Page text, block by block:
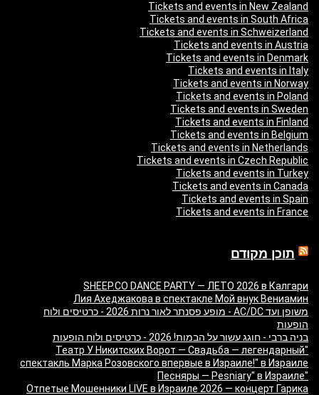
Tickets and events in New Zealand
Tickets and events in South Africa
Tickets and events in Schweizerland
Tickets and events in Austria
Tickets and events in Denmark
Tickets and events in Italy
Tickets and events in Norway
Tickets and events in Poland
Tickets and events in Sweden
Tickets and events in Finland
Tickets and events in Belgium
Tickets and events in Netherlands
Tickets and events in Czech Republic
Tickets and events in Turkey
Tickets and events in Canada
Tickets and events in Spain
Tickets and events in France
תוכן מקודם
SHEEP.CO DANCE PARTY — ЛЕТО 2026 в Калгари
Лия Ахеджакова в спектакле Мой внук Вениамин
משופן ועד AC/DC - מופע פסנתר לאור נרות 2026 - כרטיסים ולוח
הופעות
בניה ברבי - חוגג עשור על הבמות! 2026 - כרטיסים ולוח הופעות
"Театр У Никитских Ворот — Свадьба — легендарный
спектакль Марка Розовского впервые в Израиле!" в Израиле
"Песняры — Pesniary" в Израиле
Отпетые Мошенники LIVE в Израиле 2026 — концерт Гарика